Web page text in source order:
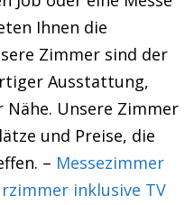
Ihnen die
Zimmer sind der
Ausstattung,
Unsere Zimmer
und Preise, die
– Messezimmer
inklusive TV